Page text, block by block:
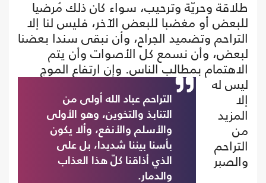
طلاقة وحريّة وترحيب، سواء كان ذلك مُرضيا
للبعض أو مغضبا للبعض الآخر، فليس لنا إلا
التراحم وتضميد الجراح، وأن نبقى سندا بعضنا
لبعض، وأن نسمع كل الأصوات وأن يتم
الاهتمام بمطالب الناس. وإن ارتفاع الموج
ليس له
التراحم عباد الله أولى من
التنابذ والتخوين، وهو الأولى
والأسلم والأنفع، وألا يكون
بأسنا بيننا شديدا، بل على
الذي أذاقنا كلّ هذا العذاب
والدمار.
إلا
المزيد
من
التراحم
والصبر